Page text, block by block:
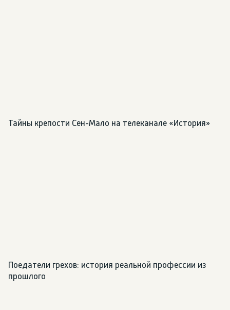
Тайны крепости Сен-Мало на телеканале «История»
Поедатели грехов: история реальной профессии из
прошлого